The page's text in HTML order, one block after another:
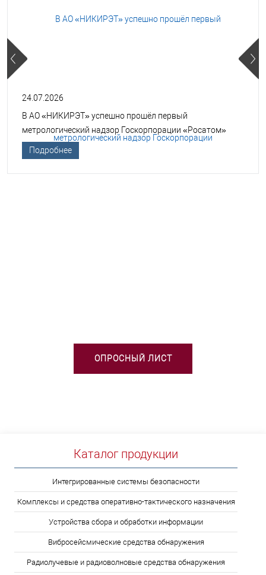
24.07.2026
В АО «НИКИРЭТ» успешно прошёл первый
метрологический надзор Госкорпорации «Росатом»
Подробнее
ОПРОСНЫЙ ЛИСТ
Каталог продукции
Интегрированные системы безопасности
Комплексы и средства оперативно-тактического назначения
Устройства сбора и обработки информации
Вибросейсмические средства обнаружения
Радиолучевые и радиоволновые средства обнаружения